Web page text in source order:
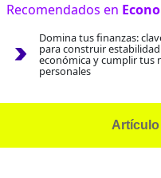
Recomendados en
Domina tus finanzas:
para construir estabilidad
económica y cumplir tus
personales